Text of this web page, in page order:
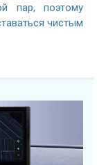
пар, поэтому
чистым